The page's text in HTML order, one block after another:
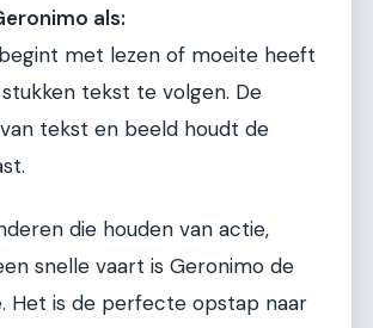
als:
met lezen of moeite heeft
tekst te volgen. De
tekst en beeld houdt de
die houden van actie,
snelle vaart is Geronimo de
Het is de perfecte opstap naar